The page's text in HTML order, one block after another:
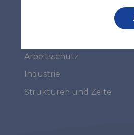
Arbeitsschutz
Industrie
Strukturen und Zelte